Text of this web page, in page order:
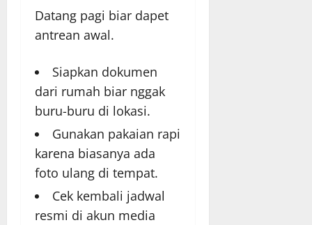
Datang pagi biar dapet
antrean awal.
Siapkan dokumen
dari rumah biar nggak
buru-buru di lokasi.
Gunakan pakaian rapi
karena biasanya ada
foto ulang di tempat.
Cek kembali jadwal
resmi di akun media